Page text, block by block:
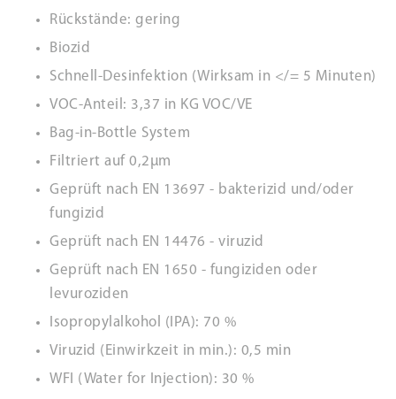
Rückstände: gering
Biozid
Schnell-Desinfektion (Wirksam in </= 5 Minuten)
VOC-Anteil: 3,37 in KG VOC/VE
Bag-in-Bottle System
Filtriert auf 0,2µm
Geprüft nach EN 13697 - bakterizid und/oder
fungizid
Geprüft nach EN 14476 - viruzid
Geprüft nach EN 1650 - fungiziden oder
levuroziden
Isopropylalkohol (IPA): 70 %
Viruzid (Einwirkzeit in min.): 0,5 min
WFI (Water for Injection): 30 %